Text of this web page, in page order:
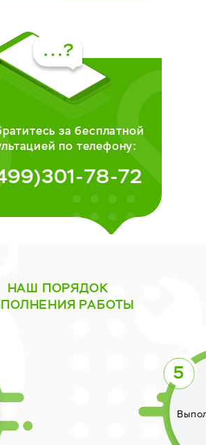
за бесплатной
по телефону:
78-72
НАШ ПОРЯДОК
РАБОТЫ